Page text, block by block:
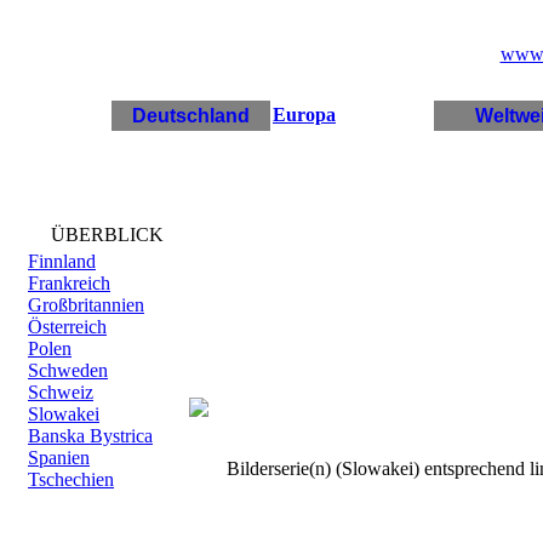
Deutschland Europa
ÜBERBLICK
Finnland
Frankreich
Großbritannien
Österreich
Polen
Schweden
Schweiz
Slowakei
Banska Bystrica
Spanien
Tschechien
Bilderserie(n) (Slowakei) entsprechend